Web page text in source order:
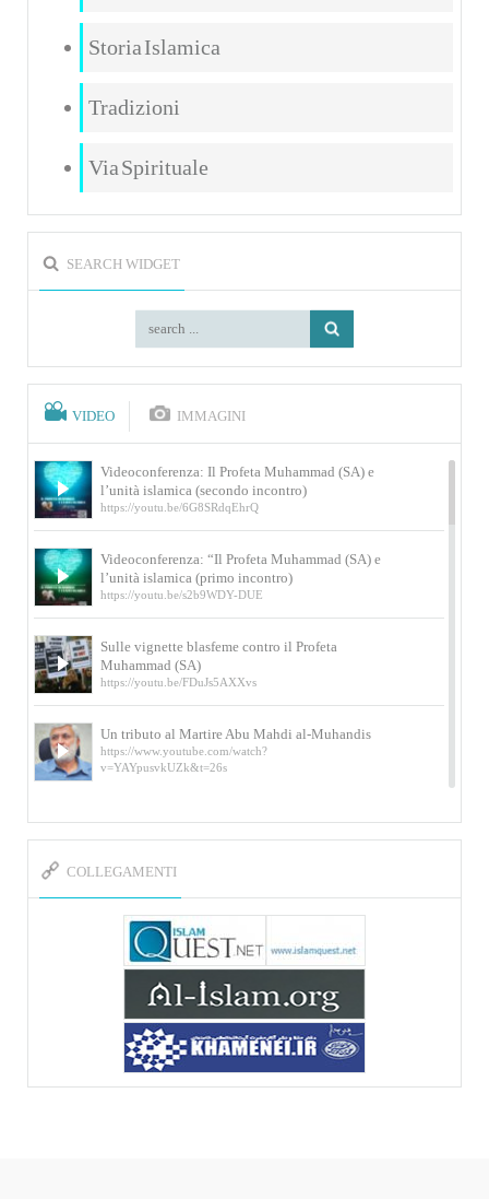
Storia Islamica
Tradizioni
Via Spirituale
SEARCH WIDGET
VIDEO IMMAGINI
Videoconferenza: Il Profeta Muhammad (SA) e
l’unità islamica (secondo incontro)
https://youtu.be/6G8SRdqEhrQ
Videoconferenza: “Il Profeta Muhammad (SA) e
l’unità islamica (primo incontro)
https://youtu.be/s2b9WDY-DUE
Sulle vignette blasfeme contro il Profeta
Muhammad (SA)
https://youtu.be/FDuJs5AXXvs
Un tributo al Martire Abu Mahdi al-Muhandis
https://www.youtube.com/watch?
v=YAYpusvkUZk&t=26s
L’Abluzione rituale (wudu) secondo l’Imam Alì
e l’Imam Khomeini
della figlia di un martire
https://www.youtube.com/watch?
v=-5nPSxbf9l0&t=103s
Sheykh Abbas Di Palma sui martiri Qassem
Soleimani e Abu Mahdi Al-Muhandis
https://youtu.be/Y6SIP2PIht4 Video del discorso tenuto
dallo Sheykh Abbas Di Palma in ...
COLLEGAMENTI